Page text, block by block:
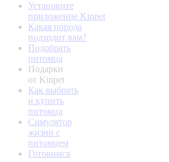
Установите
приложение Kinpet
Какая порода
подходит вам?
Подобрать
питомца
Подарки
от Kinpet
Как выбрать
и купить
питомца
Симулятор
жизни с
питомцем
Готовимся